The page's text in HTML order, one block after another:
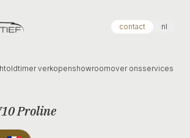
contact nl
oldtimer verkopenshowroomover onsservices
Proline